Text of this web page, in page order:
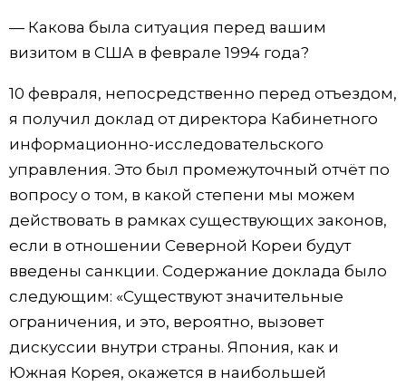
Технологии
Токио
От редакции
— Какова была ситуация перед вашим
визитом в США в феврале 1994 года?
10 февраля, непосредственно перед отъездом,
я получил доклад от директора Кабинетного
информационно-исследовательского
управления. Это был промежуточный отчёт по
вопросу о том, в какой степени мы можем
действовать в рамках существующих законов,
если в отношении Северной Кореи будут
введены санкции. Содержание доклада было
следующим: «Существуют значительные
ограничения, и это, вероятно, вызовет
дискуссии внутри страны. Япония, как и
Южная Корея, окажется в наибольшей